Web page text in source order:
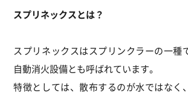
スプリネックスとは？
スプリネックスはスプリンクラーの一種
自動消火設備とも呼ばれています。
特徴としては、散布するのが水ではなく